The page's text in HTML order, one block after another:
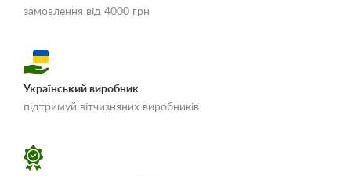
замовлення від 4000 грн
«Умови доставки і
Український виробник
підтримуй вітчизняних виробників